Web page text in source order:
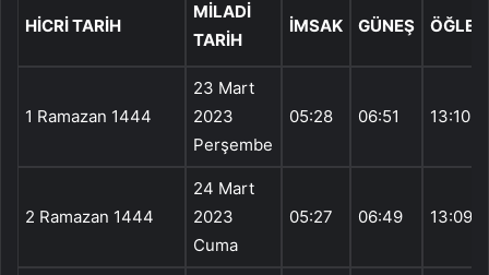
HICRI TARIH
MILADI
TARIH
İMSAK GÜNEŞ ÖĞLE
1 Ramazan 1444
23 Mart
2023
Perşembe
05:28 06:51 13:10
2 Ramazan 1444
24 Mart
2023
Cuma
05:27 06:49 13:09